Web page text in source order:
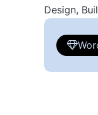
Design,